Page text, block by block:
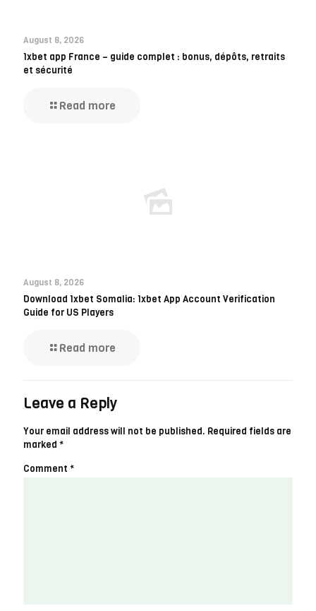
August 8, 2026
1xbet app France – guide complet : bonus, dépôts, retraits
et sécurité
Read more
August 8, 2026
Download 1xbet Somalia: 1xbet App Account Verification
Guide for US Players
Read more
Leave a Reply
Your email address will not be published. Required fields are
marked *
Comment *